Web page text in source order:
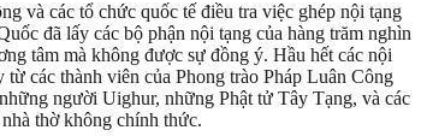
và các tổ chức quốc tế điều tra việc ghép nội tạng
đã lấy các bộ phận nội tạng của hàng trăm nghìn
tâm mà không được sự đồng ý. Hầu hết các nội
từ các thành viên của Phong trào Pháp Luân Công
người Uighur, những Phật tử Tây Tạng, và các
thờ không chính thức.